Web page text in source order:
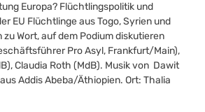
Europa? Flüchtlingspolitik und
EU Flüchtlinge aus Togo, Syrien und
Wort, auf dem Podium diskutieren
Pro Asyl, Frankfurt/Main),
Claudia Roth (MdB). Musik von Dawit
Addis Abeba/Äthiopien. Ort: Thalia